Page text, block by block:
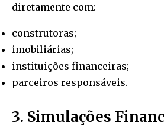
diretamente com:
construtoras;
imobiliárias;
instituições financeiras;
parceiros responsáveis.
3. Simulações